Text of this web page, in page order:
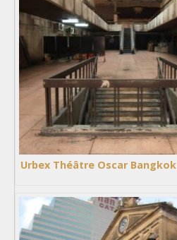
Urbex Théâtre Oscar Bangkok